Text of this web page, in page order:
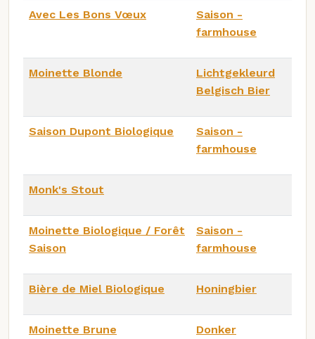
Avec Les Bons Vœux
Saison -
farmhouse
Moinette Blonde
Lichtgekleurd
Belgisch Bier
Saison Dupont Biologique
Saison -
farmhouse
Monk's Stout
Moinette Biologique / Forêt
Saison
Saison -
farmhouse
Bière de Miel Biologique Honingbier
Moinette Brune
Donker